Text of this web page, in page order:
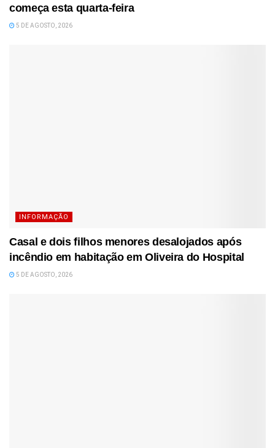
começa esta quarta-feira
5 DE AGOSTO, 2026
INFORMAÇÃO
Casal e dois filhos menores desalojados após
incêndio em habitação em Oliveira do Hospital
5 DE AGOSTO, 2026